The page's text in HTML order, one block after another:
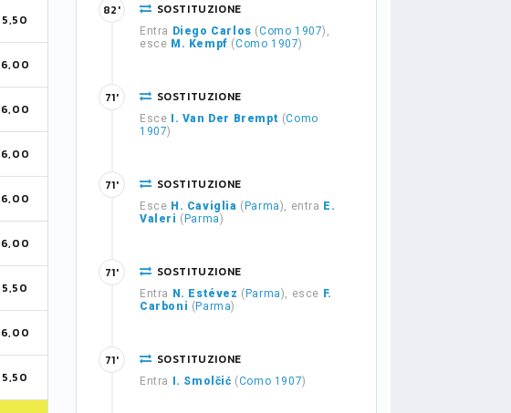
5,50
6,00
6,00
6,00
6,00
6,00
5,50
6,00
5,50
SOSTITUZIONE
Entra Diego Carlos (Como 1907),
esce M. Kempf (Como 1907)
82'
SOSTITUZIONE
Esce I. Van Der Brempt (Como
1907)
71'
SOSTITUZIONE
Esce H. Caviglia ( Parma), entra E.
Valeri ( Parma)
71'
SOSTITUZIONE
Entra N. Estévez ( Parma), esce F.
Carboni ( Parma)
71'
SOSTITUZIONE
Entra I. Smolčić (Como 1907)
71'